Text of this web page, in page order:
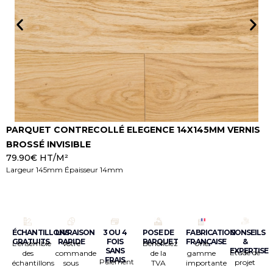
PARQUET CONTRECOLLÉ ELEGENCE 14X145MM VERNIS
BROSSÉ INVISIBLE
79.90€ HT/M²
Largeur 145mm Épaisseur 14mm
ÉCHANTILLONS
GRATUITS
L’ensemble
des
échantillons
LIVRAISON
RAPIDE
Votre
commande
sous
3 OU 4
FOIS
SANS
FRAIS
Paiement
POSE DE
PARQUET
Bénéficiez
de la
TVA
FABRICATION
FRANÇAISE
Une
gamme
importante
CONSEILS
&
EXPERTISE
Étude de
projet